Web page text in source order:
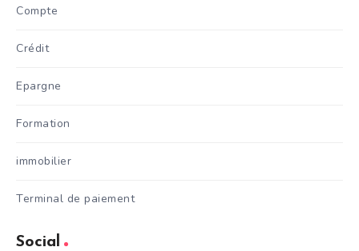
Compte
Crédit
Epargne
Formation
immobilier
Terminal de paiement
Social